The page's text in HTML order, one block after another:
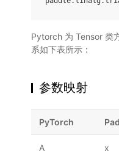
Pytorch 为 Tensor 类
系如下表所示：
参数映射
PyTorch
A x